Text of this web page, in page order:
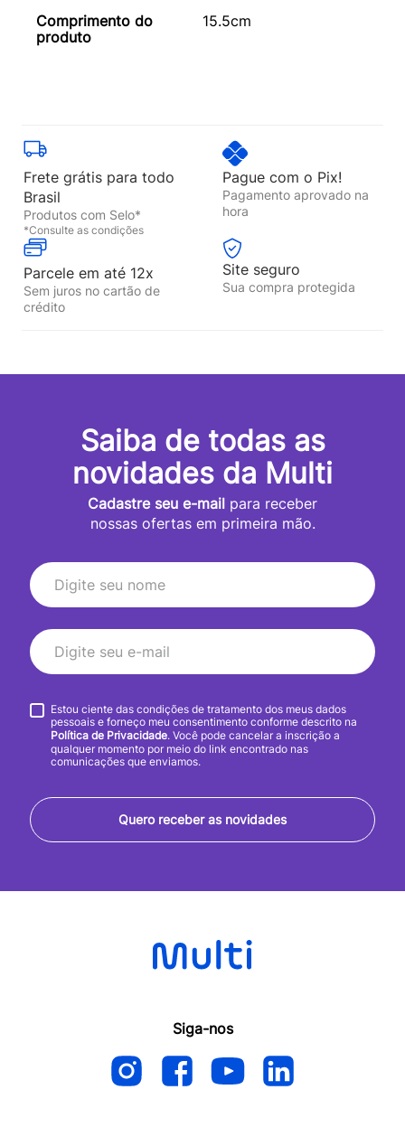
Comprimento do
produto
15.5cm
Frete grátis para todo
Brasil
Produtos com Selo*
*Consulte as condições
Pague com o Pix!
Pagamento aprovado na
hora
Parcele em até 12x
Sem juros no cartão de
crédito
Site seguro
Sua compra protegida
Saiba de todas as
novidades da Multi
Cadastre seu e-mail para receber
nossas ofertas em primeira mão.
Quero receber as novidades
Estou ciente das condições de tratamento dos meus dados
pessoais e forneço meu consentimento conforme descrito na
Política de Privacidade. Você pode cancelar a inscrição a
qualquer momento por meio do link encontrado nas
comunicações que enviamos.
Siga-nos